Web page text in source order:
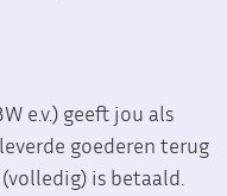
e.v.) geeft jou als
goederen terug
is betaald.